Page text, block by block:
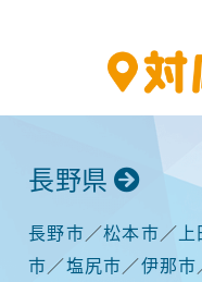
長野県
長野市／松本市／上
市／塩尻市／伊那市